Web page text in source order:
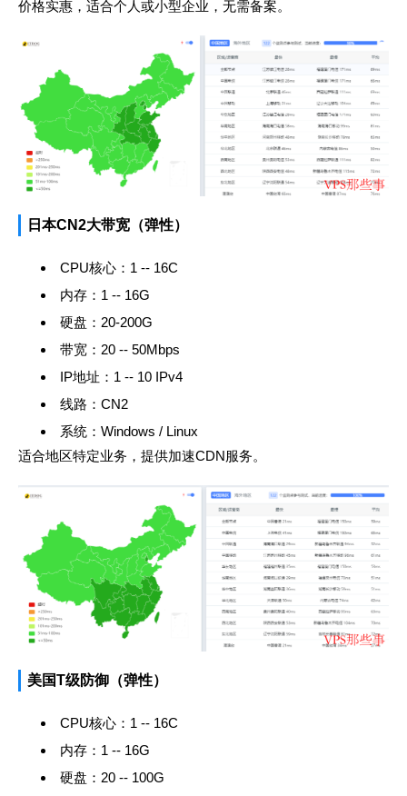
价格实惠，适合个人或小型企业，无需备案。
日本CN2大带宽（弹性）
CPU核心：1 -- 16C
内存：1 -- 16G
硬盘：20-200G
带宽：20 -- 50Mbps
IP地址：1 -- 10 IPv4
线路：CN2
系统：Windows / Linux
适合地区特定业务，提供加速CDN服务。
美国T级防御（弹性）
CPU核心：1 -- 16C
内存：1 -- 16G
硬盘：20 -- 100G